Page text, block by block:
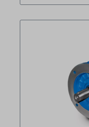
Hus=grå
clutchdrift. For
sylindriske
egnet for bruk
begge
og IEC 364 må
drivenheten kun
For
vennligst send
produktbilder er
forbehold om